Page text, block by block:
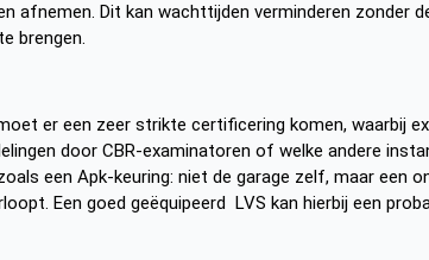
afnemen. Dit kan wachttijden verminderen zonder
brengen.
er een zeer strikte certificering komen, waarbij
door CBR-examinatoren of welke andere
een Apk-keuring: niet de garage zelf, maar een
Een goed geëquipeerd LVS kan hierbij een